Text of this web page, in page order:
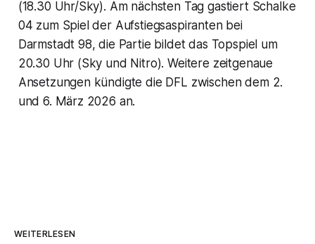
(18.30 Uhr/Sky). Am nächsten Tag gastiert Schalke
04 zum Spiel der Aufstiegsaspiranten bei
Darmstadt 98, die Partie bildet das Topspiel um
20.30 Uhr (Sky und Nitro). Weitere zeitgenaue
Ansetzungen kündigte die DFL zwischen dem 2.
und 6. März 2026 an.
WEITERLESEN